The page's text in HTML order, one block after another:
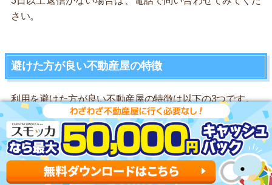
さい。
避けた方が良い不動産屋の特徴
利用を避けた方が良い不動産屋の特徴は以下の3つです。
・物件の問い合わせ後に来店を急かす
・歩道や公道に看板を置いている
・事情を聞かずに申し込みを急かす